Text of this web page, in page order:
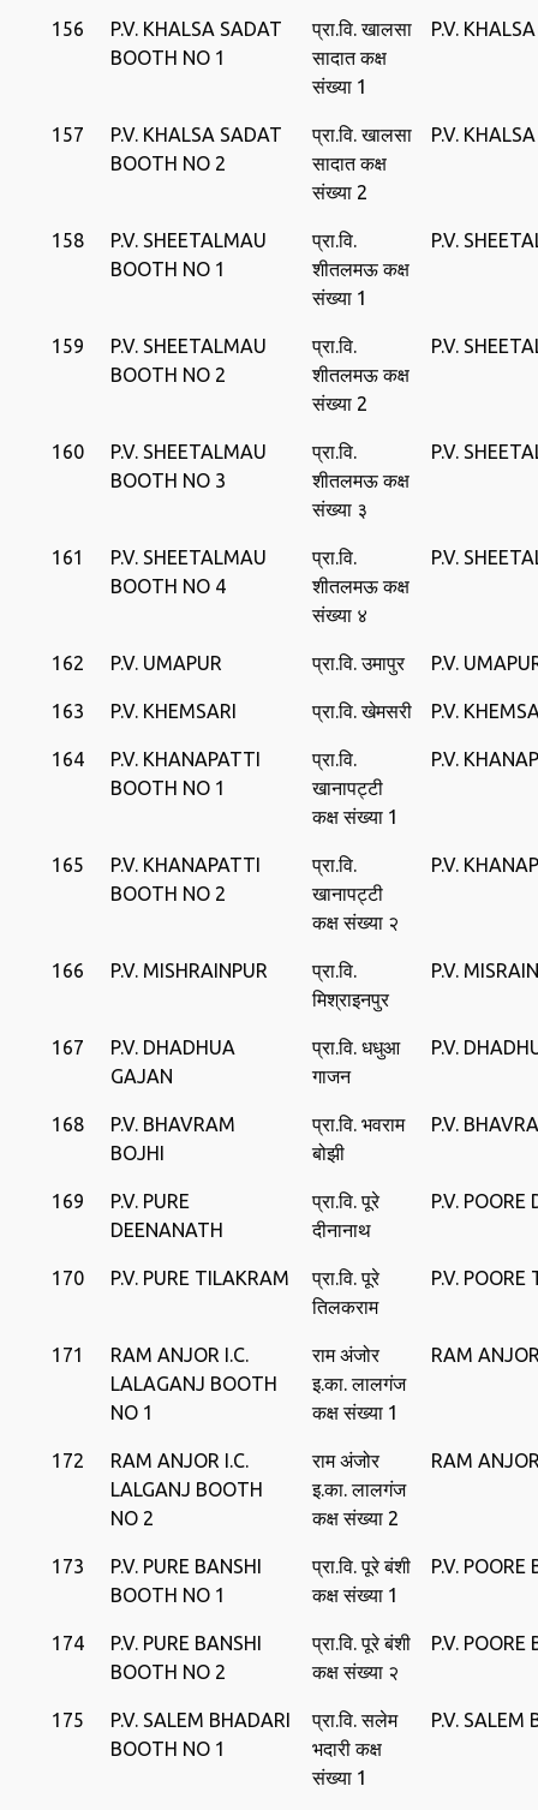
156
P.V. KHALSA SADAT
BOOTH NO 1
प्रा.वि. खालसा
सादात कक्ष
संख्या 1
P.V.
157
P.V. KHALSA SADAT
BOOTH NO 2
प्रा.वि. खालसा
सादात कक्ष
संख्या 2
P.V.
158
P.V. SHEETALMAU
BOOTH NO 1
प्रा.वि.
शीतलमऊ कक्ष
संख्या 1
P.V.
159
P.V. SHEETALMAU
BOOTH NO 2
प्रा.वि.
शीतलमऊ कक्ष
संख्या 2
P.V.
160
P.V. SHEETALMAU
BOOTH NO 3
प्रा.वि.
शीतलमऊ कक्ष
संख्या ३
P.V.
161
P.V. SHEETALMAU
BOOTH NO 4
प्रा.वि.
शीतलमऊ कक्ष
संख्या ४
P.V.
162 P.V. UMAPUR प्रा.वि. उमापुर P.V.
163 P.V. KHEMSARI प्रा.वि. खेमसरी P.V.
164
P.V. KHANAPATTI
BOOTH NO 1
प्रा.वि.
खानापट्टी
कक्ष संख्या 1
P.V.
165
P.V. KHANAPATTI
BOOTH NO 2
प्रा.वि.
खानापट्टी
कक्ष संख्या २
P.V.
166 P.V. MISHRAINPUR
प्रा.वि.
मिश्राइनपुर
P.V.
167
P.V. DHADHUA
GAJAN
प्रा.वि. धधुआ
गाजन
P.V.
168
P.V. BHAVRAM
BOJHI
प्रा.वि. भवराम
बोझी
P.V.
169
P.V. PURE
DEENANATH
प्रा.वि. पूरे
दीनानाथ
P.V. POORE
170 P.V. PURE TILAKRAM
प्रा.वि. पूरे
तिलकराम
P.V.
171
RAM ANJOR I.C.
LALAGANJ BOOTH
NO 1
राम अंजोर
इ.का. लालगंज
कक्ष संख्या 1
RAM
172
RAM ANJOR I.C.
LALGANJ BOOTH
NO 2
राम अंजोर
इ.का. लालगंज
कक्ष संख्या 2
RAM
173
P.V. PURE BANSHI
BOOTH NO 1
प्रा.वि. पूरे बंशी
कक्ष संख्या 1
P.V. POORE
174
P.V. PURE BANSHI
BOOTH NO 2
प्रा.वि. पूरे बंशी
कक्ष संख्या २
P.V. POORE
175
P.V. SALEM BHADARI
BOOTH NO 1
प्रा.वि. सलेम
भदारी कक्ष
संख्या 1
P.V. SALEM